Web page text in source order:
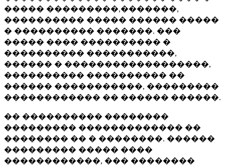
����� ���������,�������,
���������� ����� ������ �����
� ���������� �������. ���
����� ���� ���������� �
���������� �����������,
������ � ������������������,
���������� ���������� ��
������ �����������, ���������
������������ �� ������ ������.
�� ���������� ��������
��������� ������������� ��
�������� �� � ��������. ������
��������� ����� ����
������������, ��� ��������